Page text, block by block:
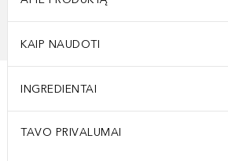
KAIP NAUDOTI
INGREDIENTAI
TAVO PRIVALUMAI